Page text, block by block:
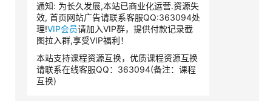
通知: 为长久发展,本站已商业化运营.资源失
效, 首页网站广告请联系客服QQ:363094处
理!VIP会员请加入VIP群，提供付款记录截
图拉入群,享受VIP福利！
本站支持课程资源互换，优质课程资源互换
请联系在线客服QQ：363094(备注：课程
互换)